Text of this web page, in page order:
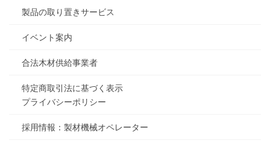
製品の取り置きサービス
イベント案内
合法木材供給事業者
特定商取引法に基づく表示
プライバシーポリシー
採用情報：製材機械オペレーター